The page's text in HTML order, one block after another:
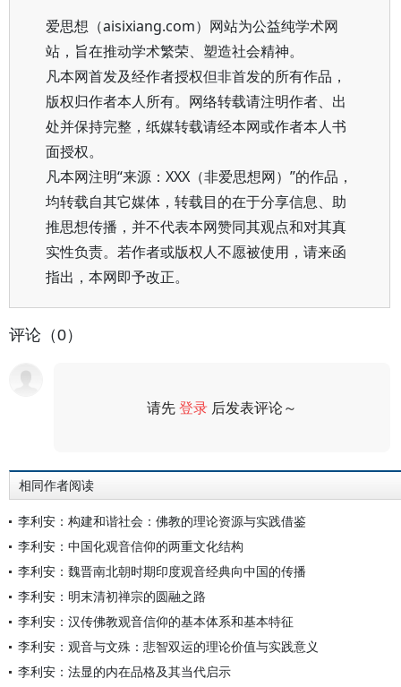
爱思想（aisixiang.com）网站为公益纯学术网
站，旨在推动学术繁荣、塑造社会精神。
凡本网首发及经作者授权但非首发的所有作品，
版权归作者本人所有。网络转载请注明作者、出
处并保持完整，纸媒转载请经本网或作者本人书
面授权。
凡本网注明“来源：XXX（非爱思想网）”的作品，
均转载自其它媒体，转载目的在于分享信息、助
推思想传播，并不代表本网赞同其观点和对其真
实性负责。若作者或版权人不愿被使用，请来函
指出，本网即予改正。
评论（0）
请先登录 后发表评论～
相同作者阅读
李利安：构建和谐社会：佛教的理论资源与实践借鉴
李利安：中国化观音信仰的两重文化结构
李利安：魏晋南北朝时期印度观音经典向中国的传播
李利安：明末清初禅宗的圆融之路
李利安：汉传佛教观音信仰的基本体系和基本特征
李利安：观音与文殊：悲智双运的理论价值与实践意义
李利安：法显的内在品格及其当代启示